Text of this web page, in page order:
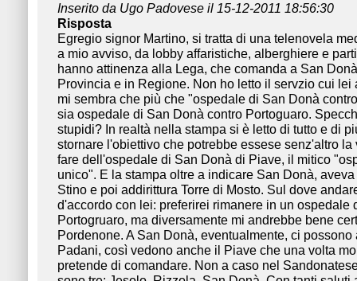
Inserito da Ugo Padovese il 15-12-2011 18:56:30
Risposta
Egregio signor Martino, si tratta di una telenovela
a mio avviso, da lobby affaristiche, alberghiere e
hanno attinenza alla Lega, che comanda a San
Provincia e in Regione. Non ho letto il servzio cui lei
mi sembra che più che "ospedale di San Donà
sia ospedale di San Donà contro Portoguaro.
stupidi? In realtà nella stampa si è letto di tutto e di
stornare l'obiettivo che potrebbe essese senz'altro la
fare dell'ospedale di San Donà di Piave, il mitico
unico". E la stampa oltre a indicare San Donà,
Stino e poi addirittura Torre di Mosto. Sul dove
d'accordo con lei: preferirei rimanere in un ospedale
Portogruaro, ma diversamente mi andrebbe bene
Pordenone. A San Donà, eventualmente, ci possono
Padani, così vedono anche il Piave che una volta
pretende di comandare. Non a caso nel